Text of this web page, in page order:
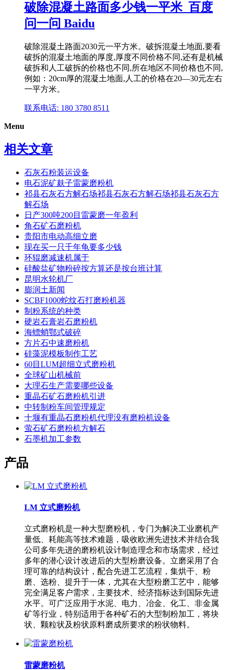
破除混凝土路面多少钱一平米_百度
问一问 Baidu
破除混凝土路面2030元一平方米。破拆混凝土地面,要看
破拆的混凝土地面的厚度,厚度不同价格不同,还有是机械
破拆和人工破拆的价格也不同,所在地区不同价格也不同,
例如：20cm厚的混凝土地面,人工的价格在20—30元左右
一平方米。
联系电话: 180 3780 8511
Menu
相关文章
石灰石粉装运设备
电石泥矿麸子雷蒙磨粉机
祁县石灰石方解石场祁县石灰石方解石场祁县石灰石方
解石场
日产300吨200目雷蒙磨一年盈利
角石矿石磨粉机
贵阳市电动高细立磨
现在买一只千年龟要多少钱
环辊磨减速机属于
硅酸盐矿物粉碎按方算还是按台班计算
昆明水轮机厂
膨润土新闻
SCBF1000蛇纹石打磨粉机器
制粉系统的种类
硬岩石膏岩石磨粉机
海螵蛸鄂式破碎
方片石中速磨粉机
硅藻泥模板制作工艺
60目LUM超细立式磨粉机
全球矿山机械前
大理石生产需要哪些设备
重晶石矿石磨粉机引进
中转制粉车间管理规定
十堰有重晶石磨粉机代理没有磨粉机设备
萤石矿石磨粉机方解石
石墨机加工参数
产品
LM 立式磨粉机
立式磨粉机是一种大型磨粉机，专门为解决工业磨机产
量低、耗能高等技术难题，吸收欧洲先进技术并结合我
公司多年先进的磨粉机设计制造理念和市场需求，经过
多年的潜心设计改进后的大型粉磨设备。立磨采用了合
理可靠的结构设计，配合先进工艺流程，集烘干、粉
磨、选粉、提升于一体，尤其在大型粉磨工艺中，能够
完全满足客户需求，主要技术、经济指标达到国际先进
水平。可广泛应用于水泥、电力、冶金、化工、非金属
矿等行业，特别适用于各种矿石的大型制粉加工，将块
状、颗粒状及粉状原料磨成所要求的粉状物料。
雷蒙磨粉机